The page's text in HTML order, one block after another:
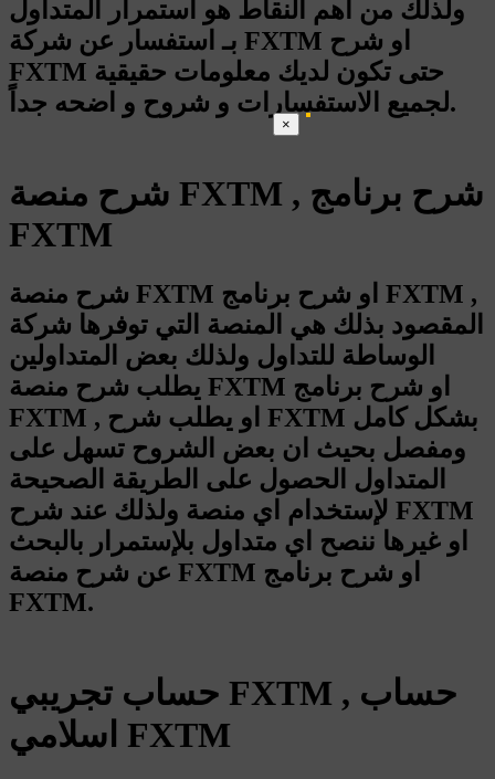
ولذلك من اهم النقاط هو استمرار المتداول
بـ استفسار عن شركة FXTM او شرح
FXTM حتى تكون لديك معلومات حقيقية
لجميع الاستفسارات و شروح و اضحه جداً.
شرح منصة FXTM , شرح برنامج
FXTM
شرح منصة FXTM او شرح برنامج FXTM ,
المقصود بذلك هي المنصة التي توفرها شركة
الوساطة للتداول ولذلك بعض المتداولين
يطلب شرح منصة FXTM او شرح برنامج
FXTM , او يطلب شرح FXTM بشكل كامل
ومفصل بحيث ان بعض الشروح تسهل على
المتداول الحصول على الطريقة الصحيحة
لإستخدام اي منصة ولذلك عند شرح FXTM
او غيرها ننصح اي متداول بلإستمرار بالبحث
عن شرح منصة FXTM او شرح برنامج
FXTM.
حساب تجريبي FXTM , حساب
اسلامي FXTM
×